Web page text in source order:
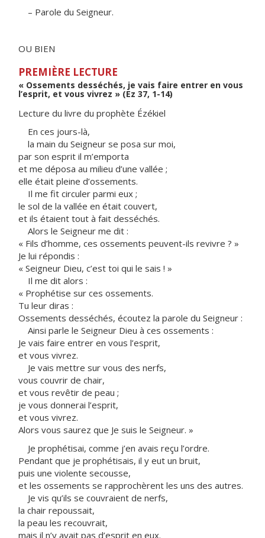
– Parole du Seigneur.
OU BIEN
PREMIÈRE LECTURE
« Ossements desséchés, je vais faire entrer en vous
l’esprit, et vous vivrez » (Ez 37, 1-14)
Lecture du livre du prophète Ézékiel
En ces jours-là,
la main du Seigneur se posa sur moi,
par son esprit il m’emporta
et me déposa au milieu d’une vallée ;
elle était pleine d’ossements.
Il me fit circuler parmi eux ;
le sol de la vallée en était couvert,
et ils étaient tout à fait desséchés.
Alors le Seigneur me dit :
« Fils d’homme, ces ossements peuvent-ils revivre ? »
Je lui répondis :
« Seigneur Dieu, c’est toi qui le sais ! »
Il me dit alors :
« Prophétise sur ces ossements.
Tu leur diras :
Ossements desséchés, écoutez la parole du Seigneur :
Ainsi parle le Seigneur Dieu à ces ossements :
Je vais faire entrer en vous l’esprit,
et vous vivrez.
Je vais mettre sur vous des nerfs,
vous couvrir de chair,
et vous revêtir de peau ;
je vous donnerai l’esprit,
et vous vivrez.
Alors vous saurez que Je suis le Seigneur. »
Je prophétisai, comme j’en avais reçu l’ordre.
Pendant que je prophétisais, il y eut un bruit,
puis une violente secousse,
et les ossements se rapprochèrent les uns des autres.
Je vis qu’ils se couvraient de nerfs,
la chair repoussait,
la peau les recouvrait,
mais il n’y avait pas d’esprit en eux.